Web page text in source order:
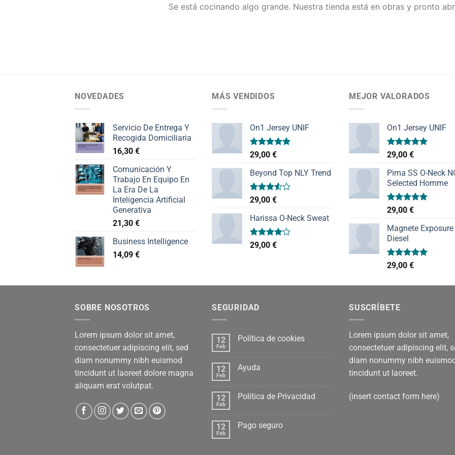
Se está cocinando algo grande. Nuestra tienda está en obras y pronto
NOVEDADES
Servicio De Entrega Y
Recogida Domiciliaria
16,30 €
Comunicación Y
Trabajo En Equipo En
La Era De La
Inteligencia Artificial
Generativa
21,30 €
Business Intelligence
14,09 €
MÁS VENDIDOS
On1 Jersey UNIF
Valorado
con
de 5
29,00 €
Beyond Top NLY Trend
Valorado
con
3.50de
5
29,00 €
Harissa O-Neck Sweat
Valorado
con
29,00 €
MEJOR VALORADOS
On1 Jersey UNIF
Valorado
con
de 5
29,00 €
Pima SS O-Neck
Selected Homme
Valorado
con
de 5
29,00 €
Magnete Exposure
Diesel
Valorado
con
29,00 €
SOBRE NOSOTROS
Lorem ipsum dolor sit amet,
consectetuer adipiscing elit, sed
diam nonummy nibh euismod
tincidunt ut laoreet dolore magna
aliquam erat volutpat.
SEGURIDAD
12
Feb
Política de cookies
12
Feb
Ayuda
12
Feb
Política de Privacidad
12
Feb
Pago seguro
SUSCRÍBETE
Lorem ipsum dolor sit amet,
consectetuer adipiscing elit,
diam nonummy nibh euismod
tincidunt ut laoreet.
(insert contact form here)